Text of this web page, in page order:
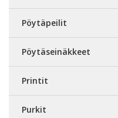
Pöytäpeilit
Pöytäseinäkkeet
Printit
Purkit